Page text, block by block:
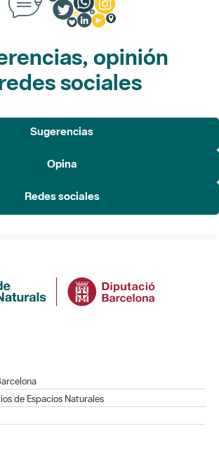
opinión
sociales
Sugerencias
Opina
Redes sociales
de Espacios Naturales